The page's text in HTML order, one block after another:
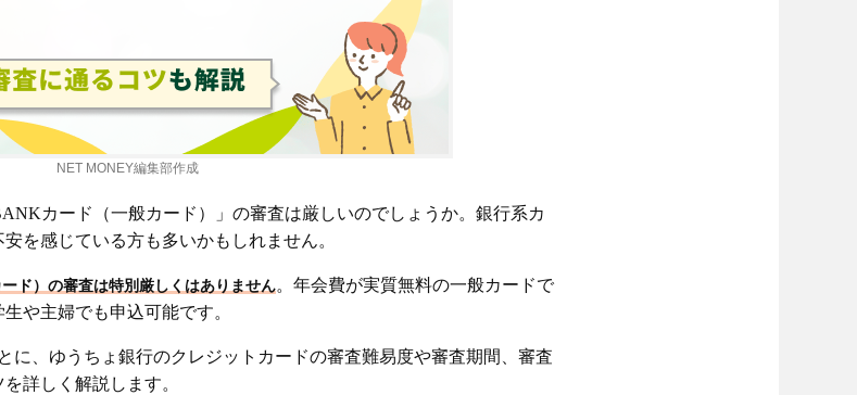
NET MONEY編集部作成
カード（一般カード）」の審査は厳しいのでしょうか。銀行系カ
を感じている方も多いかもしれません。
ド）の審査は特別厳しくはありません。年会費が実質無料の一般カードで
や主婦でも申込可能です。
に、ゆうちょ銀行のクレジットカードの審査難易度や審査期間、審査
詳しく解説します。